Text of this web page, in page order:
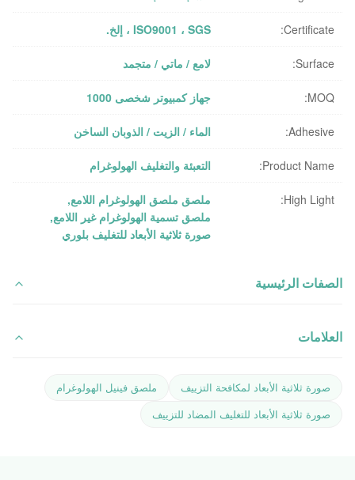
Certificate: ISO9001 ، SGS ، إلخ.
Surface: لامع / ماتي / متجمد
MOQ: جهاز كمبيوتر شخصى 1000
Adhesive: الماء / الزيت / الذوبان الساخن
Product Name: التعبئة والتغليف الهولوغرام
High Light: ملصق ملصق الهولوغرام اللامع,
ملصق تسمية الهولوغرام غير اللامع,
صورة ثلاثية الأبعاد للتغليف بلوري
الصفات الرئيسية
العلامات
صورة ثلاثية الأبعاد لمكافحة التزييف
ملصق فينيل الهولوغرام
صورة ثلاثية الأبعاد للتغليف المضاد للتزييف